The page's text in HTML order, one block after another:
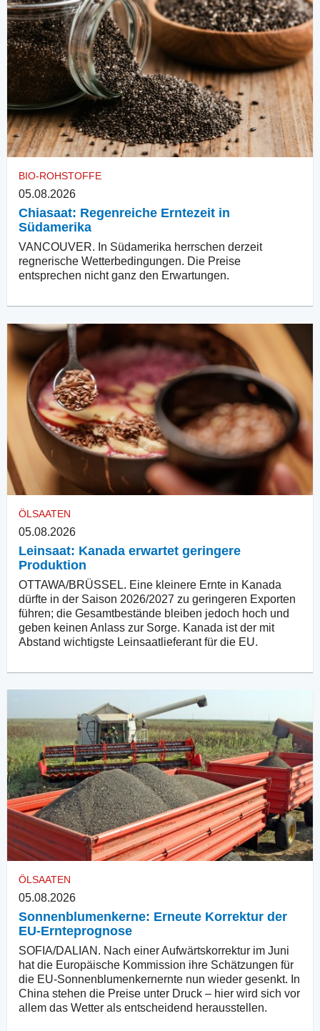
BIO-ROHSTOFFE
05.08.2026
Chiasaat: Regenreiche Erntezeit in
Südamerika
VANCOUVER. In Südamerika herrschen derzeit
regnerische Wetterbedingungen. Die Preise
entsprechen nicht ganz den Erwartungen.
ÖLSAATEN
05.08.2026
Leinsaat: Kanada erwartet geringere
Produktion
OTTAWA/BRÜSSEL. Eine kleinere Ernte in Kanada
dürfte in der Saison 2026/2027 zu geringeren Exporten
führen; die Gesamtbestände bleiben jedoch hoch und
geben keinen Anlass zur Sorge. Kanada ist der mit
Abstand wichtigste Leinsaatlieferant für die EU.
ÖLSAATEN
05.08.2026
Sonnenblumenkerne: Erneute Korrektur der
EU-Ernteprognose
SOFIA/DALIAN. Nach einer Aufwärtskorrektur im Juni
hat die Europäische Kommission ihre Schätzungen für
die EU-Sonnenblumenkernernte nun wieder gesenkt. In
China stehen die Preise unter Druck – hier wird sich vor
allem das Wetter als entscheidend herausstellen.